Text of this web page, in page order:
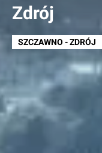
Zdrój
SZCZAWNO - ZDRÓJ